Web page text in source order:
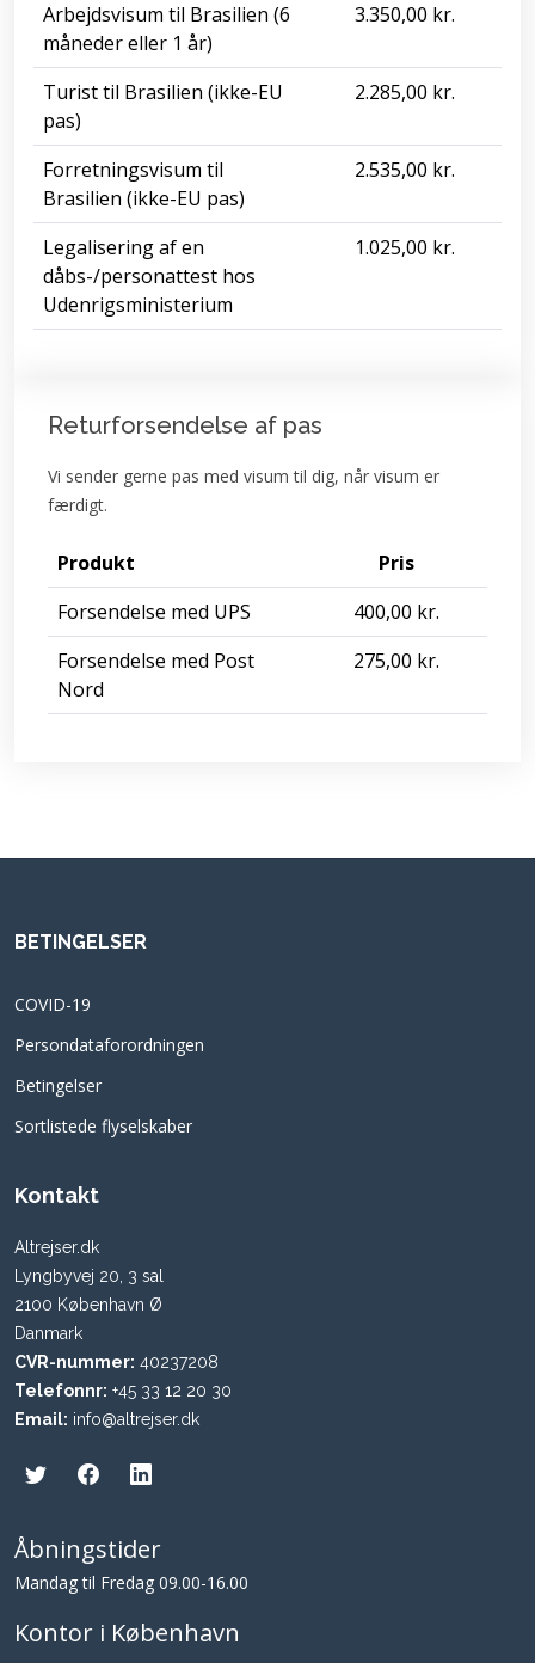
Arbejdsvisum til Brasilien (6
måneder eller 1 år)
3.350,00 kr.
Turist til Brasilien (ikke-EU
pas)
2.285,00 kr.
Forretningsvisum til
Brasilien (ikke-EU pas)
2.535,00 kr.
Legalisering af en
dåbs-/personattest hos
Udenrigsministerium
1.025,00 kr.
Returforsendelse af pas
Vi sender gerne pas med visum til dig, når visum er
færdigt.
Produkt
Pris
Forsendelse med UPS
400,00 kr.
Forsendelse med Post
Nord
275,00 kr.
BETINGELSER
COVID-19
Persondataforordningen
Betingelser
Sortlistede flyselskaber
Kontakt
Altrejser.dk
Lyngbyvej 20, 3 sal
2100 København Ø
Danmark
CVR-nummer: 40237208
Telefonnr: +45 33 12 20 30
Email: info@altrejser.dk
Åbningstider
Mandag til Fredag 09.00-16.00
Kontor i København